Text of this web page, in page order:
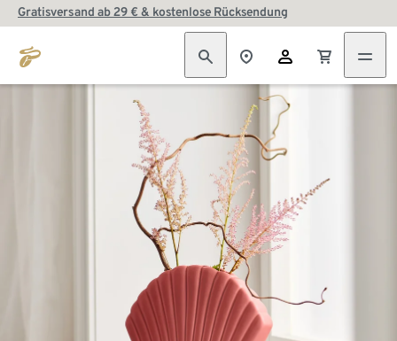
Gratisversand ab 29 € & kostenlose Rücksendung